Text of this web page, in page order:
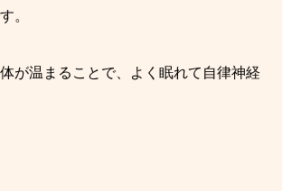
。
が温まることで、よく眠れて自律神経